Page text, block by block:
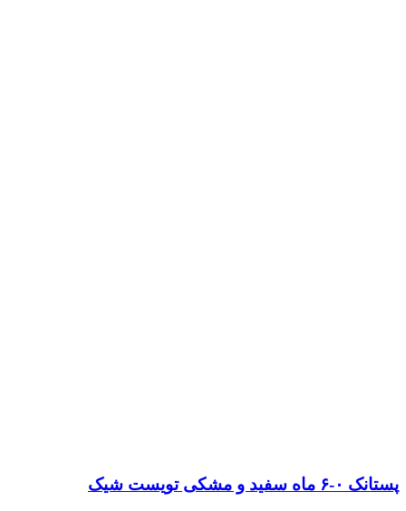
پستانک ۰-۶ ماه سفید و مشکی تویست شیک